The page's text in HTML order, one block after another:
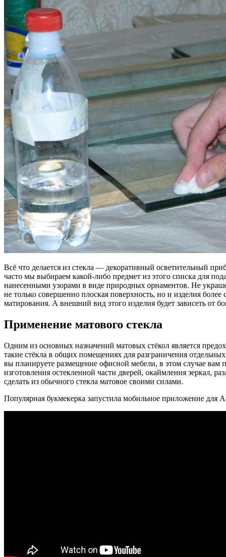
Всё что делается из стекла — декоративный осветительный
часто мы выбираем какой-либо предмет из этого списка для
нанесенными узорами в виде природных орнаментов. Не
не только совершенно плоская поверхность, но и изделия
матирования. А внешний вид этого изделия будет зависеть от
Применение матового стекла
Одним из основных назначений матовых стёкол является
такие стёкла в общих помещениях для разграничения
вы планируете размещение офисной мебели, в этом случае вам
изготовления остекленной части дверей, окаймления зеркал,
сделать из обычного стекла матовое своими силами.
Популярная букмекерка запустила мобильное приложение для